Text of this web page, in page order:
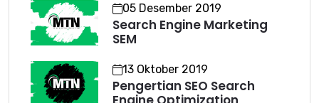
05 Desember 2019
Search Engine Marketing
SEM
13 Oktober 2019
Pengertian SEO Search